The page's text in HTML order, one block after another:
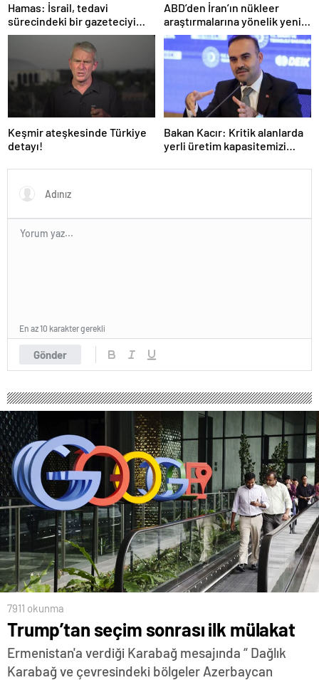
Hamas: İsrail, tedavi
sürecindeki bir gazeteciyi
öldürerek savaş suçu
ABD’den İran’ın nükleer
araştırmalarına yönelik yeni
yaptırımlar
Keşmir ateşkesinde Türkiye
detayı!
Bakan Kacır: Kritik alanlarda
yerli üretim kapasitemizi
Gönder
En az 10 karakter gerekli
7911 okunma
Trump’tan seçim sonrası ilk mülakat
Ermenistan'a verdiği Karabağ mesajında “ Dağlık
Karabağ ve çevresindeki bölgeler Azerbaycan